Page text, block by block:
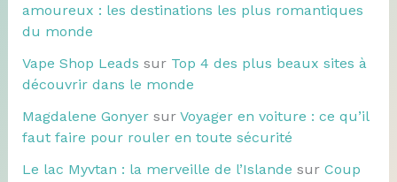
amoureux : les destinations les plus romantiques
du monde
Vape Shop Leads sur Top 4 des plus beaux sites à
découvrir dans le monde
Magdalene Gonyersur Voyager en voiture : ce qu’il
faut faire pour rouler en toute sécurité
Le lac Myvtan : la merveille de l’Islande sur Coup